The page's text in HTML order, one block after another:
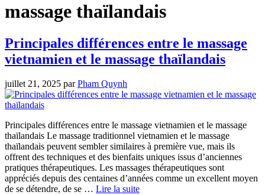
massage thaïlandais
Principales différences entre le massage
vietnamien et le massage thaïlandais
juillet 21, 2025 parPham Quynh
Principales différences entre le massage vietnamien et le massage
thaïlandais Le massage traditionnel vietnamien et le massage
thaïlandais peuvent sembler similaires à première vue, mais ils
offrent des techniques et des bienfaits uniques issus d’anciennes
pratiques thérapeutiques. Les massages thérapeutiques sont
appréciés depuis des centaines d’années comme un excellent moyen
de se détendre, de se … Lire la suite